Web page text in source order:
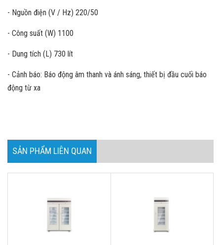
- Nguồn điện (V / Hz) 220/50
- Công suất (W) 1100
- Dung tích (L) 730 lít
- Cảnh báo: Báo động âm thanh và ánh sáng, thiết bị đầu cuối báo
động từ xa
SẢN PHẨM LIÊN QUAN